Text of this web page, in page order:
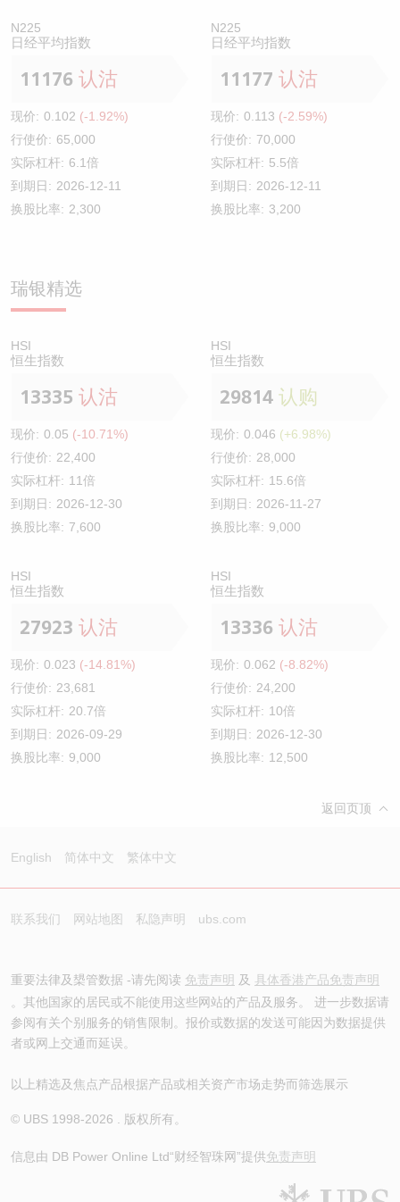
N225
日经平均指数
11176 认沽
现价: 0.102 (-1.92%)
行使价: 65,000
实际杠杆: 6.1倍
到期日: 2026-12-11
换股比率: 2,300
N225
日经平均指数
11177 认沽
现价: 0.113 (-2.59%)
行使价: 70,000
实际杠杆: 5.5倍
到期日: 2026-12-11
换股比率: 3,200
瑞银精选
HSI
恒生指数
13335 认沽
现价: 0.05 (-10.71%)
行使价: 22,400
实际杠杆: 11倍
到期日: 2026-12-30
换股比率: 7,600
HSI
恒生指数
29814 认购
现价: 0.046 (+6.98%)
行使价: 28,000
实际杠杆: 15.6倍
到期日: 2026-11-27
换股比率: 9,000
HSI
恒生指数
27923 认沽
现价: 0.023 (-14.81%)
行使价: 23,681
实际杠杆: 20.7倍
到期日: 2026-09-29
换股比率: 9,000
HSI
恒生指数
13336 认沽
现价: 0.062 (-8.82%)
行使价: 24,200
实际杠杆: 10倍
到期日: 2026-12-30
换股比率: 12,500
返回页顶
English 简体中文 繁体中文
联系我们 网站地图 私隐声明 ubs.com
重要法律及槼管数据 -请先阅读 免责声明 及 具体香港产品免责声明
。其他国家的居民或不能使用这些网站的产品及服务。 进一步数据请
参阅有关个别服务的销售限制。报价或数据的发送可能因为数据提供
者或网上交通而延误。
以上精选及焦点产品根据产品或相关资产市场走势而筛选展示
© UBS 1998-2026 . 版权所有。
信息由 DB Power Online Ltd“财经智珠网”提供免责声明